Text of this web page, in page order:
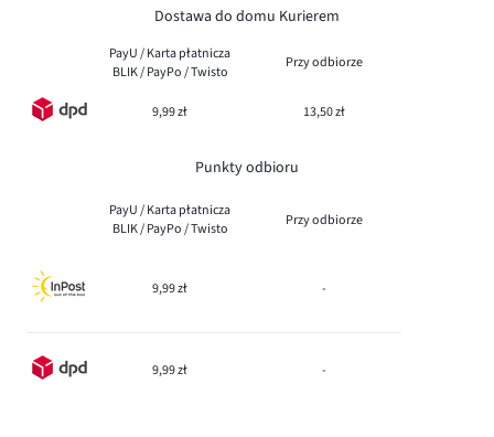
Dostawa do domu Kurierem
PayU / Karta płatnicza
BLIK / PayPo / Twisto
Przy odbiorze
9,99 zł 13,50 zł
Punkty odbioru
PayU / Karta płatnicza
BLIK / PayPo / Twisto
Przy odbiorze
9,99 zł -
9,99 zł -